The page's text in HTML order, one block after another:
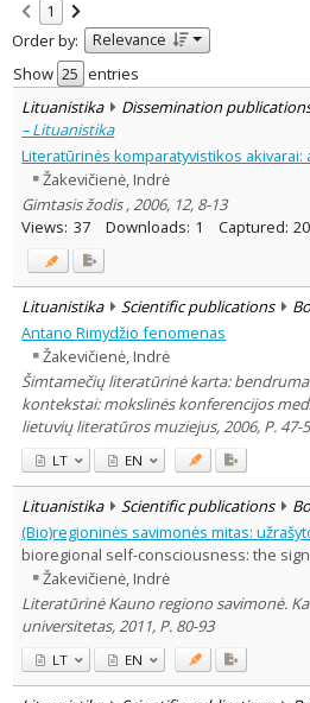
Open access
Scientific publications 32
Dissemination publications
Document Type:
Books & books parts 10
Journal articles
Dissertations 1
Subject area:
Philosophy 1
Literary Studies 33
Psychology
Sociology 1
Text language
Country of publication
Historical periods
Lithuanian place names
Subject
1
Order by:
Relevance
Show
entries
Lituanistika
Dissemination
– Lituanistika
Literatūrinės komparatyvistikos akivarai:
Žakevičienė, Indrė
Gimtasis žodis , 2006, 12, 8-13
Views: 37 Downloads: 1 Captured:
Lituanistika Scientific publications
Antano Rimydžio fenomenas
Žakevičienė, Indrė
Šimtamečių literatūrinė karta:
kontekstai: mokslinės konferencijos
lietuvių literatūros muziejus, 2006, P. 47-
LT EN
Lituanistika Scientific publications
(Bio)regioninės savimonės mitas:
bioregional self-consciousness: the
Žakevičienė, Indrė
Literatūrinė Kauno regiono savimonė.
universitetas, 2011, P. 80-93
LT EN